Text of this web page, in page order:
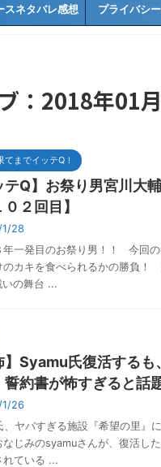
バレ
スネタバレ感想 プライバシ
：2018年01月
てまでイッテQ！
テQ】お祭り男宮川大
２回目】
1/28
年一発目のお祭り男！！ 今回
のカキを食べられるかの勝負！
の舞台 ...
】Syamu氏復活する
誓約書が怖すぎると話
1/26
、ヤバすぎる施設『希望の里』
なじみのsyamuさんが、復活し
れている ...